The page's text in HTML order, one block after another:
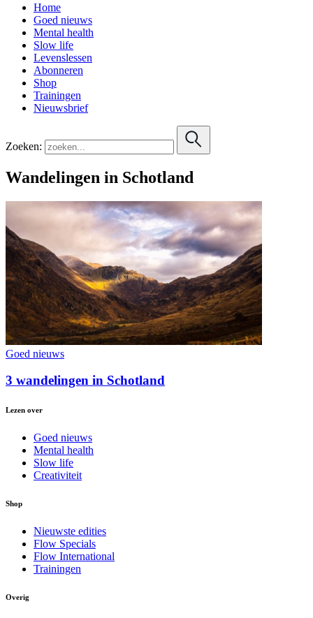
Home
Goed nieuws
Mental health
Slow life
Levenslessen
Abonneren
Shop
Trainingen
Nieuwsbrief
Zoeken:
Wandelingen in Schotland
Goed nieuws
3 wandelingen in Schotland
Lezen over
Goed nieuws
Mental health
Slow life
Creativiteit
Shop
Nieuwste edities
Flow Specials
Flow International
Trainingen
Overig